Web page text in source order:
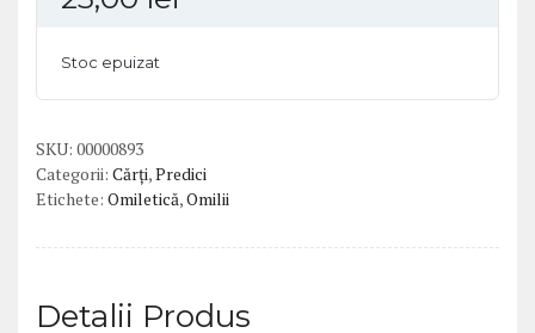
Stoc epuizat
SKU: 00000893
Categorii: Cărți,Predici
Etichete: Omiletică,Omilii
Detalii Produs